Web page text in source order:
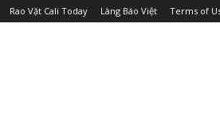
Rao Vặt Cali Today Làng Báo Việt Terms of